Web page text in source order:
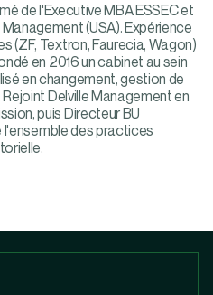
de l'Executive MBA ESSEC et
(USA). Expérience
(ZF, Textron, Faurecia, Wagon)
en 2016 un cabinet au sein
en changement, gestion de
Delville Management en
puis Directeur BU
l'ensemble des practices